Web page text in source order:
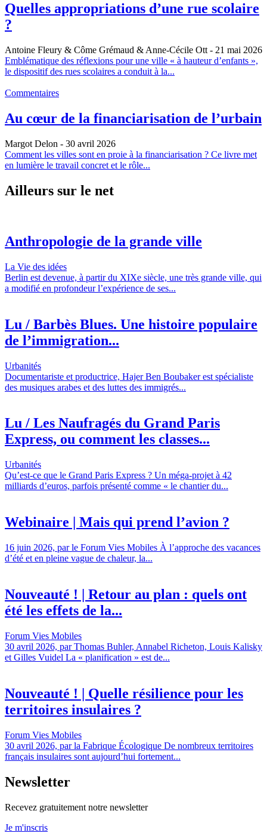
Quelles appropriations d’une rue scolaire
?
Antoine Fleury & Côme Grémaud & Anne-Cécile Ott - 21 mai 2026
Emblématique des réflexions pour une ville « à hauteur d’enfants »,
le dispositif des rues scolaires a conduit à la...
Commentaires
Au cœur de la financiarisation de l’urbain
Margot Delon - 30 avril 2026
Comment les villes sont en proie à la financiarisation ? Ce livre met
en lumière le travail concret et le rôle...
Ailleurs sur le net
Anthropologie de la grande ville
La Vie des idées
Berlin est devenue, à partir du XIXe siècle, une très grande ville, qui
a modifié en profondeur l’expérience de ses...
Lu / Barbès Blues. Une histoire populaire
de l’immigration...
Urbanités
Documentariste et productrice, Hajer Ben Boubaker est spécialiste
des musiques arabes et des luttes des immigrés...
Lu / Les Naufragés du Grand Paris
Express, ou comment les classes...
Urbanités
Qu’est-ce que le Grand Paris Express ? Un méga-projet à 42
milliards d’euros, parfois présenté comme « le chantier du...
Webinaire | Mais qui prend l’avion ?
16 juin 2026, par le Forum Vies Mobiles À l’approche des vacances
d’été et en pleine vague de chaleur, la...
Nouveauté ! | Retour au plan : quels ont
été les effets de la...
Forum Vies Mobiles
30 avril 2026, par Thomas Buhler, Annabel Richeton, Louis Kalisky
et Gilles Vuidel La « planification » est de...
Nouveauté ! | Quelle résilience pour les
territoires insulaires ?
Forum Vies Mobiles
30 avril 2026, par la Fabrique Écologique De nombreux territoires
français insulaires sont aujourd’hui fortement...
Newsletter
Recevez gratuitement notre newsletter
Je m'inscris